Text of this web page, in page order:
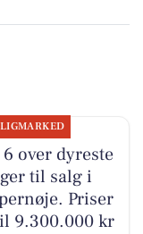
over dyreste
til salg i
Priser
9.300.000 kr